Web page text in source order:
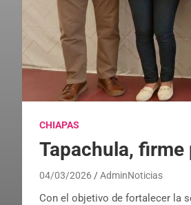
CHIAPAS
Tapachula, firme
04/03/2026 AdminNoticias
Con el objetivo de fortalecer la